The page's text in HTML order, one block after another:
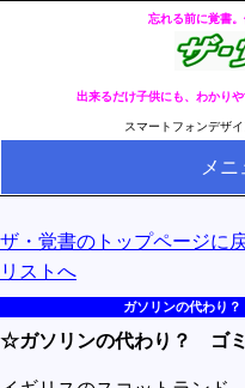
忘れる前に覚書。
出来るだけ子供にも、わかり
スマートフォンデザ
メ
全ページのリストへ
今の分類ページのリストへ
健康
冬・冷え性対策
ザ・覚書のトップページに
リストへ
ガソリンの代わり
☆ガソリンの代わり？ ゴ